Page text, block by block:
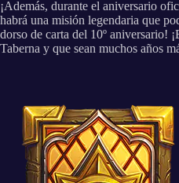
¡Además, durante el aniversario
habrá una misión legendaria que
dorso de carta del 10º aniversario!
Taberna y que sean muchos años